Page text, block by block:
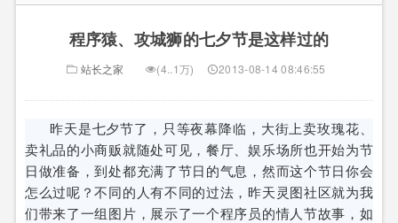
程序猿、攻城狮的七夕节是这样过的
站长之家 (4..1万) 2013-08-14 08:46:55
昨天是七夕节了，只等夜幕降临，大街上卖玫瑰花、
卖礼品的小商贩就随处可见，餐厅、娱乐场所也开始为节
日做准备，到处都充满了节日的气息，然而这个节日你会
怎么过呢？不同的人有不同的过法，昨天灵图社区就为我
们带来了一组图片，展示了一个程序员的情人节故事，如